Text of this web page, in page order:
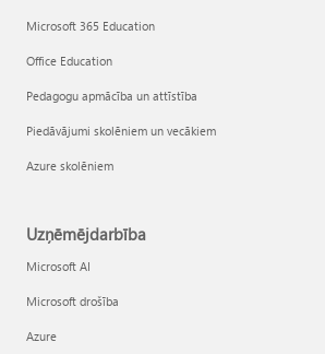
Microsoft 365 Education
Office Education
Pedagogu apmācība un attīstība
Piedāvājumi skolēniem un vecākiem
Azure skolēniem
Uzņēmējdarbība
Microsoft AI
Microsoft drošība
Azure